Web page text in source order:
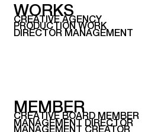
WORKS
CREATIVE AGENCY
PRODUCTION WORK
DIRECTOR MANAGEMENT
MEMBER
CREATIVE BOARD MEMBER
MANAGEMENT DIRECTOR